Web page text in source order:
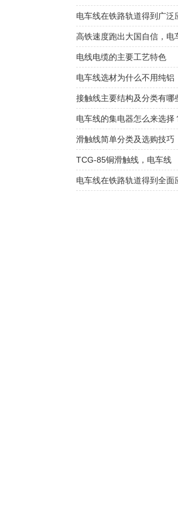
电车线在铁路轨道得到广泛
电线电缆的主要工艺特色
电车线选材为什么不用纯铝
接触线主要结构及分类有哪
电车线的集电器怎么来选择
滑触线简单分类及选购技巧
TCG-85铜滑触线，电车线
电车线在铁路轨道得到全面